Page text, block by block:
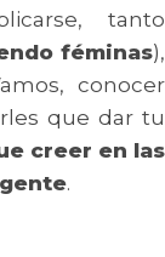
tanto
féminas),
conocer
que dar tu
creer en las
.